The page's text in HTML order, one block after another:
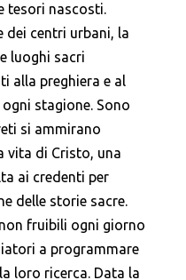
tesori nascosti.
centri urbani, la
luoghi sacri
alla preghiera e al
stagione. Sono
si ammirano
vita di Cristo, una
ai credenti per
delle storie sacre.
fruibili ogni giorno
a programmare
loro ricerca. Data la